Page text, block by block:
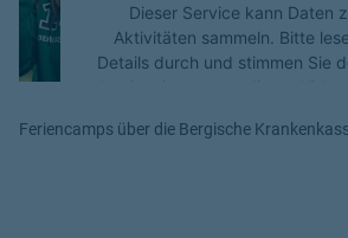
Dieser Service kann Daten
Aktivitäten sammeln. Bitte
Details durch und stimmen Sie
Mehr Informationen
Feriencamps über die Bergische